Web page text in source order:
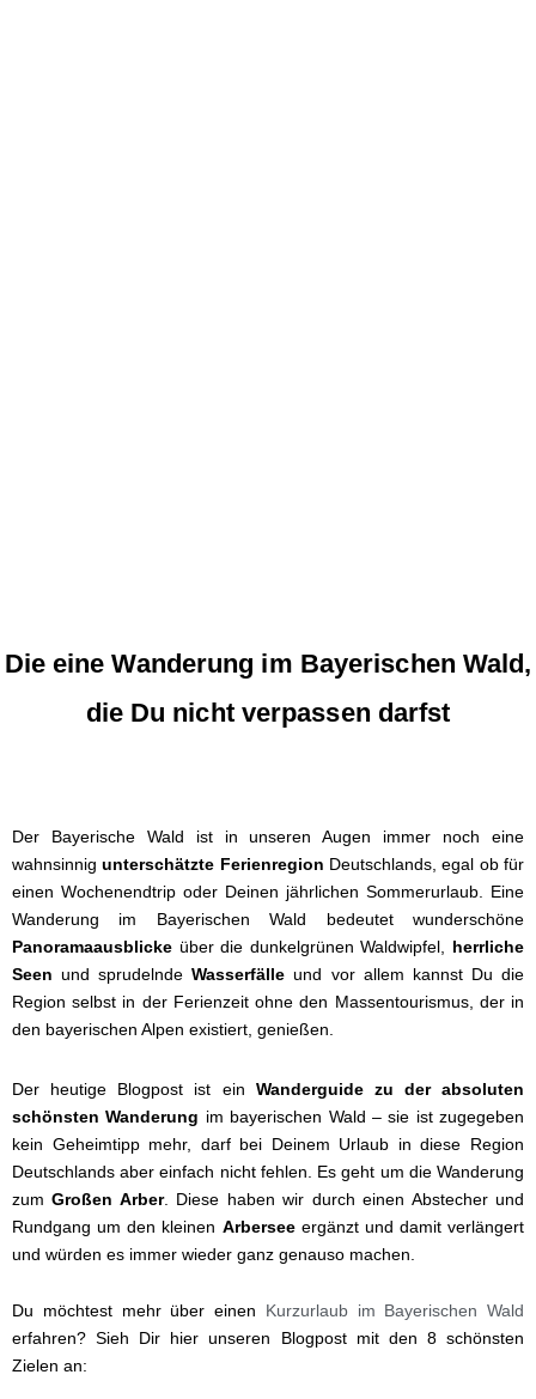
Die eine Wanderung im Bayerischen Wald,
die Du nicht verpassen darfst
Der Bayerische Wald ist in unseren Augen immer noch eine
wahnsinnigunterschätzte Ferienregion Deutschlands, egal ob für
einen Wochenendtrip oder Deinen jährlichen Sommerurlaub. Eine
Wanderung im Bayerischen Wald bedeutet wunderschöne
Panoramaausblicke über die dunkelgrünen Waldwipfel, herrliche
Seen und sprudelndeWasserfälle und vor allem kannst Du die
Region selbst in der Ferienzeit ohne den Massentourismus, der in
den bayerischen Alpen existiert, genießen.
Der heutige Blogpost ist ein Wanderguide zu der absoluten
schönsten Wanderung im bayerischen Wald – sie ist zugegeben
kein Geheimtipp mehr, darf bei Deinem Urlaub in diese Region
Deutschlands aber einfach nicht fehlen. Es geht um die Wanderung
zumGroßen Arber. Diese haben wir durch einen Abstecher und
Rundgang um den kleinen Arberseeergänzt und damit verlängert
und würden es immer wieder ganz genauso machen.
Du möchtest mehr über einen Kurzurlaub im Bayerischen Wald
erfahren? Sieh Dir hier unseren Blogpost mit den 8 schönsten
Zielen an: